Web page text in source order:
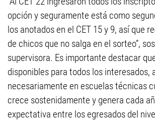
opción y seguramente está como
los anotados en el CET 15 y 9, así que
de chicos que no salga en el sorteo”,
supervisora. Es importante destacar
disponibles para todos los interesados,
necesariamente en escuelas técnicas
crece sostenidamente y genera cada
expectativa entre los egresados del